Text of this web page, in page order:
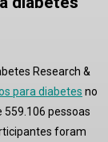
Research &
para diabetes no
559.106 pessoas
foram